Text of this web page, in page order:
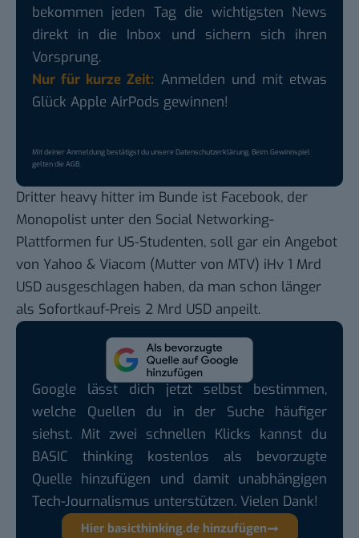
bekommen jeden Tag die wichtigsten News
direkt in die Inbox und sichern sich ihren
Vorsprung.
Nur für kurze Zeit: Anmelden und mit etwas
Glück Apple AirPods gewinnen!
Mit deiner Anmeldung bestätigst du unsereDatenschutzerklärung. Beim Gewinnspiel
gelten dieAGB.
Dritter heavy hitter im Bunde ist Facebook, der
Monopolist unter den Social Networking-
Plattformen fur US-Studenten, soll gar ein Angebot
von Yahoo & Viacom (Mutter von MTV) iHv 1 Mrd
USD ausgeschlagen haben, da man schon länger
als Sofortkauf-Preis 2 Mrd USD anpeilt.
Google lässt dich jetzt selbst bestimmen,
welche Quellen du in der Suche häufiger
siehst. Mit zwei schnellen Klicks kannst du
BASIC thinking kostenlos als bevorzugte
Quelle hinzufügen und damit unabhängigen
Tech-Journalismus unterstützen. Vielen Dank!
Hier basicthinking.de hinzufügen